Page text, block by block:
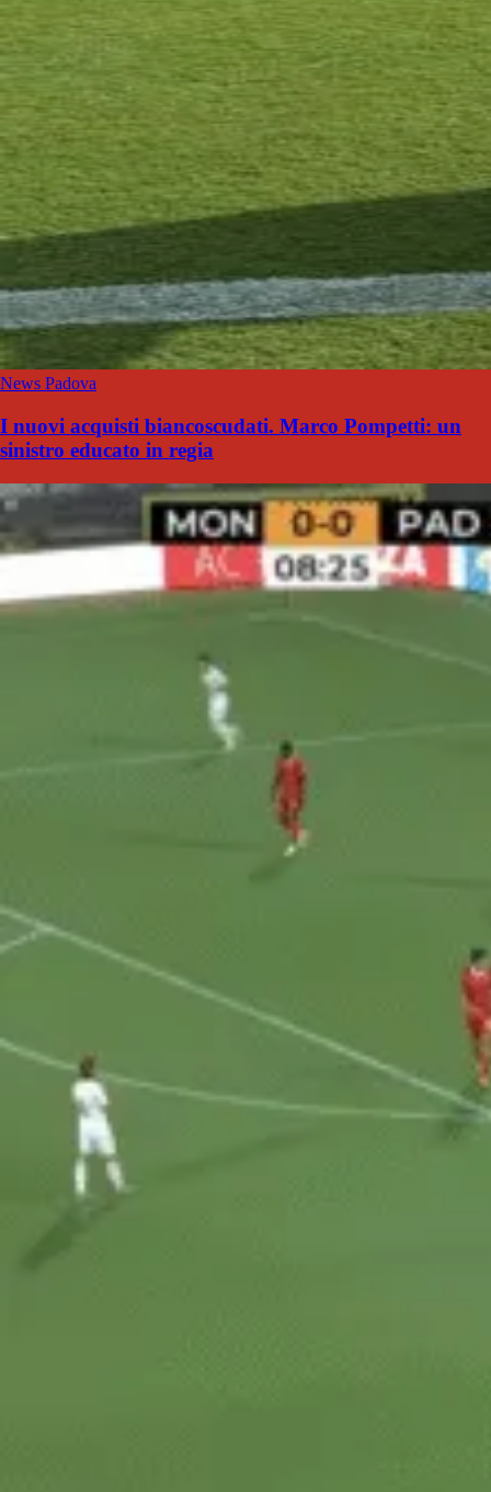
News Padova
I nuovi acquisti biancoscudati. Marco Pompetti: un
sinistro educato in regia